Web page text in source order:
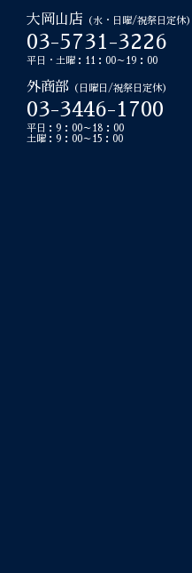
大岡山店 （水・日曜/祝祭日定休）
03-5731-3226
平日・土曜：11：00～19：00
外商部 （日曜日/祝祭日定休）
03-3446-1700
平日：9：00～18：00
土曜：9：00～15：00